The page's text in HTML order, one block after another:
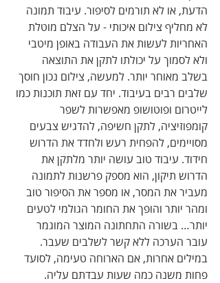
הדעת, או לא תורמים לסיפור. עיבוד תמונה
לא מחליף צילום איכותי - על הצלם מוטלת
האחריות לעשות את העבודה באופן מיטבי
ולא לסמוך על יכולתו לתקן את התוצאה
בשלב מאוחר יותר. למעשה, צילום נכון חוסך
שלבים רבים בעיבוד. יחד עם זאת תוכנות כמו
לייטרום ופוטושופ מאפשרות לשפר
קומפוזיציה, לתקן חשיפה, להדגיש צבעים
מסויימים, להפחית רעש ולחדד את הדרוש
חידוד. עיבוד טוב עושה יותר מלתקן את
הדרוש תיקון, הוא מספק פרשנות לתמונה
מעביר את המסר, או מספר את הסיפור טוב
ומהר יותר והופך את החומר הגולמי לטעים
יותר… בשורה התחתונה המוצר המוגמר
עובר הערכה ללא קשר לשלבים שעבר.
במילים אחרות, אם הארוחה טעימה, לסועד
פחות משנה כמה שעות עבדתם עליה.